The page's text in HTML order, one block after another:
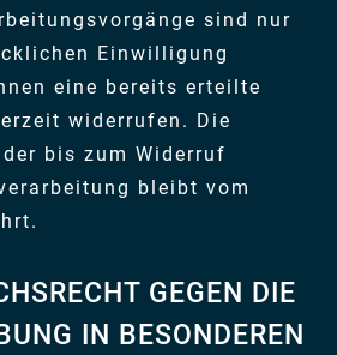
sind nur
Einwilligung
eine bereits erteilte
widerrufen. Die
bis zum Widerruf
bleibt vom
GEGEN DIE
IN BESONDEREN